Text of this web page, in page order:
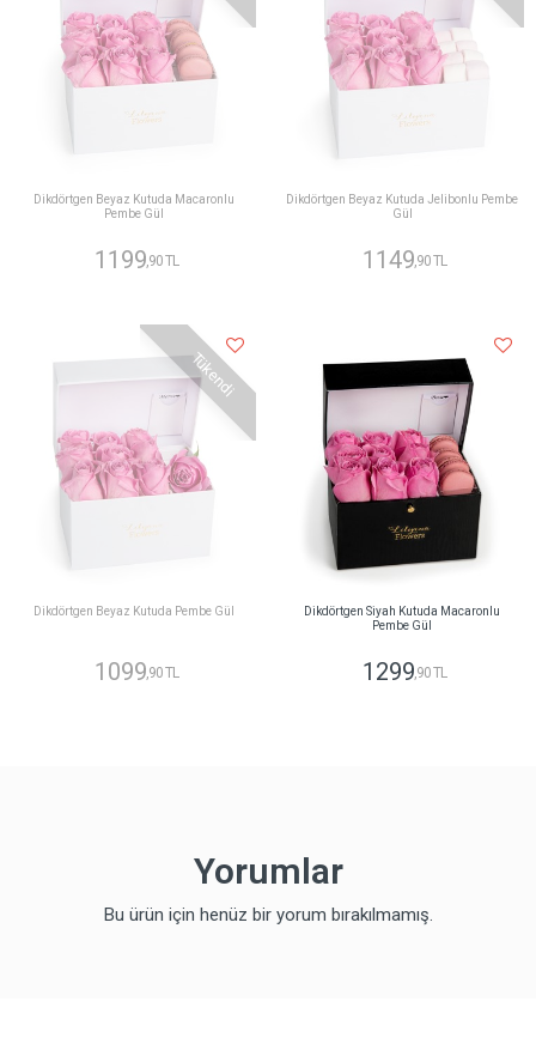
Dikdörtgen Beyaz Kutuda Macaronlu
Pembe Gül
1199 ,90 TL
Dikdörtgen Beyaz Kutuda Jelibonlu Pembe
Gül
1149 ,90 TL
Tükendi
Dikdörtgen Beyaz Kutuda Pembe Gül
1099,90 TL
Dikdörtgen Siyah Kutuda Macaronlu
Pembe Gül
1299,90 TL
Yorumlar
Bu ürün için henüz bir yorum bırakılmamış.